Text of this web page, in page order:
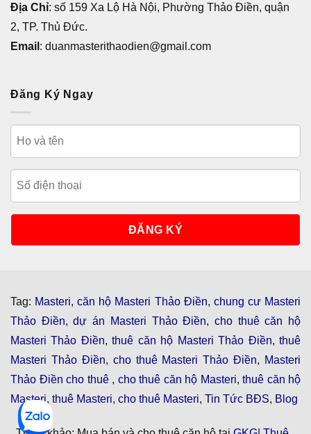
Địa Chỉ: số 159 Xa Lộ Hà Nội, Phường Thảo Điền, quận
2, TP. Thủ Đức.
Email : duanmasterithaodien@gmail.com
Đăng Ký Ngay
Tag: Masteri,căn hộ Masteri Thảo Điền, chung cư Masteri
Thảo Điền,dự án Masteri Thảo Điền, cho thuê căn hộ
Masteri Thảo Điền,thuê căn hộ Masteri Thảo Điền,thuê
Masteri Thảo Điền, cho thuê Masteri Thảo Điền, Masteri
Thảo Điền cho thuê , cho thuê căn hộ Masteri, thuê căn hộ
Masteri, thuê Masteri, cho thuê Masteri, Tin Tức BĐS, Blog